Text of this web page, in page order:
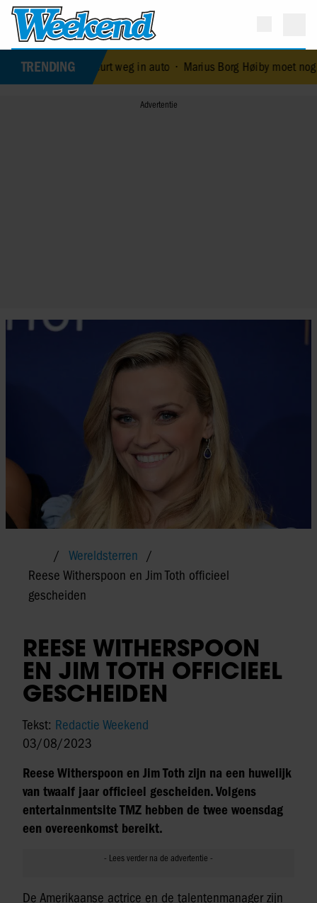
TRENDING
scheurt weg in auto•Marius Borg Høiby moet nog vier weken
Wereldsterren
Reese Witherspoon en Jim Toth officieel
gescheiden
REESE WITHERSPOON
EN JIM TOTH OFFICIEEL
GESCHEIDEN
Tekst: Redactie Weekend
03/08/2023
Reese Witherspoon en Jim Toth zijn na een huwelijk
van twaalf jaar officieel gescheiden. Volgens
entertainmentsite TMZ hebben de twee woensdag
een overeenkomst bereikt.
De Amerikaanse actrice en de talentenmanager zijn